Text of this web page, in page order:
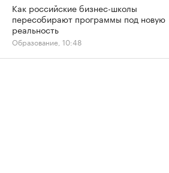
Как российские бизнес-школы
пересобирают программы под новую
реальность
Образование, 10:48